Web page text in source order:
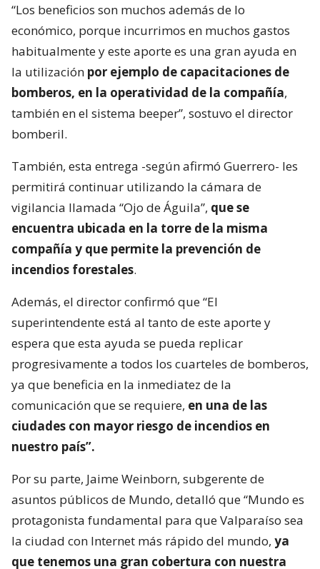
“Los beneficios son muchos además de lo
económico, porque incurrimos en muchos gastos
habitualmente y este aporte es una gran ayuda en
la utilización por ejemplo de capacitaciones de
bomberos, en la operatividad de la compañía,
también en el sistema beeper”, sostuvo el director
bomberil.
También, esta entrega -según afirmó Guerrero- les
permitirá continuar utilizando la cámara de
vigilancia llamada “Ojo de Águila”, que se
encuentra ubicada en la torre de la misma
compañía y que permite la prevención de
incendios forestales.
Además, el director confirmó que “El
superintendente está al tanto de este aporte y
espera que esta ayuda se pueda replicar
progresivamente a todos los cuarteles de bomberos,
ya que beneficia en la inmediatez de la
comunicación que se requiere, en una de las
ciudades con mayor riesgo de incendios en
nuestro país”.
Por su parte, Jaime Weinborn, subgerente de
asuntos públicos de Mundo, detalló que “Mundo es
protagonista fundamental para que Valparaíso sea
la ciudad con Internet más rápido del mundo, ya
que tenemos una gran cobertura con nuestra